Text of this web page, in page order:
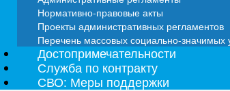
Нормативно-правовые акты
Проекты административных регламентов
Перечень массовых социально-значимых
Достопримечательности
Служба по контракту
СВО: Меры поддержки